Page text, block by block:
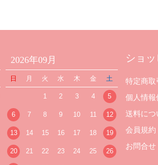
2026年09月
日 月 火 水 木 金 土
1 2 3 4 5
6 7 8 9 10 11 12
13 14 15 16 17 18 19
20 21 22 23 24 25 26
ショ
特定商
個人情報
送料につ
会員規約
お問合せ